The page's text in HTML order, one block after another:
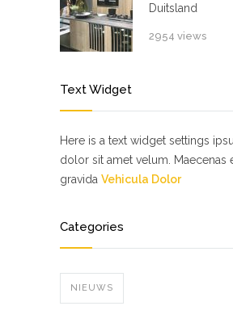
Duitsland
2954 views
Text Widget
Here is a text widget settings
dolor sit amet velum. Maecenas
gravida Vehicula Dolor
Categories
NIEUWS